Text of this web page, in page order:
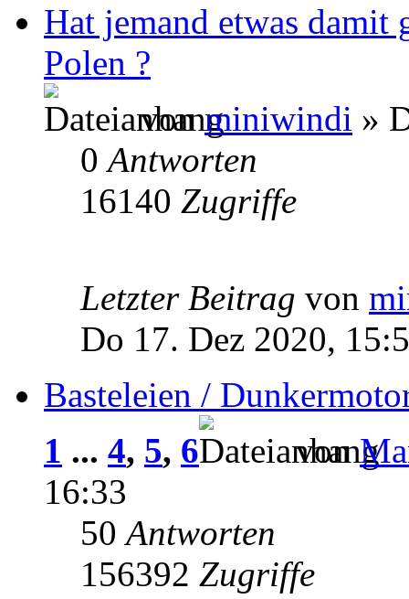
Hat jemand etwas
Polen ?
vonminiwindi »
0Antworten
16140 Zugriffe
Letzter Beitrag von
Do 17. Dez 2020,
Basteleien /
1 ... 4, 5, 6 von
16:33
50Antworten
156392 Zugriffe